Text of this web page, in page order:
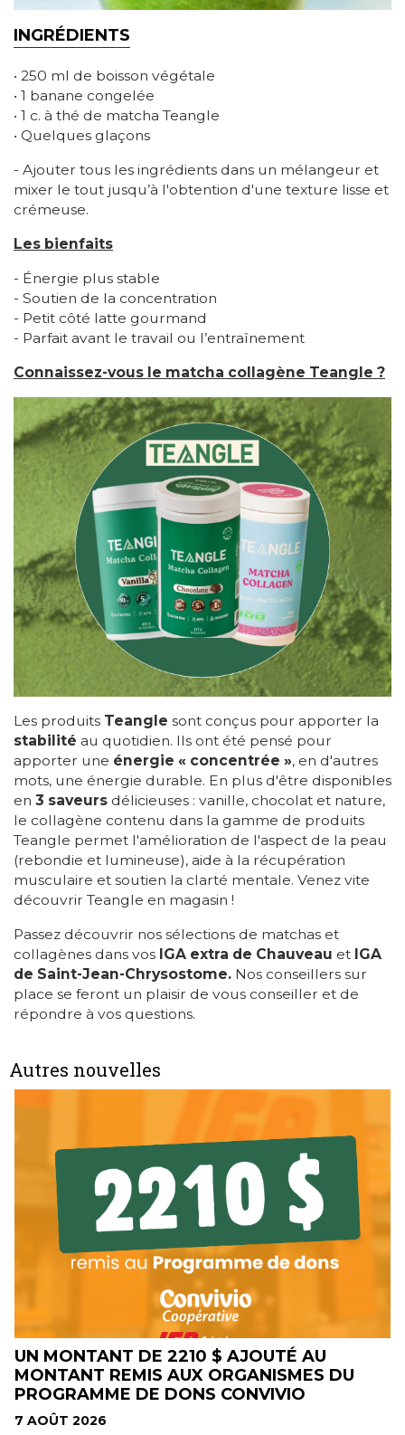
INGRÉDIENTS
• 250 ml de boisson végétale
• 1 banane congelée
• 1 c. à thé de matcha Teangle
• Quelques glaçons
- Ajouter tous les ingrédients dans un mélangeur et
mixer le tout jusqu’à l'obtention d'une texture lisse et
crémeuse.
Les bienfaits
- Énergie plus stable
- Soutien de la concentration
- Petit côté latte gourmand
- Parfait avant le travail ou l’entraînement
Connaissez-vous le matcha collagène Teangle ?
Les produits Teangle sont conçus pour apporter la
stabilité au quotidien. Ils ont été pensé pour
apporter une énergie « concentrée », en d'autres
mots, une énergie durable. En plus d'être disponibles
en 3 saveurs délicieuses : vanille, chocolat et nature,
le collagène contenu dans la gamme de produits
Teangle permet l'amélioration de l'aspect de la peau
(rebondie et lumineuse), aide à la récupération
musculaire et soutien la clarté mentale. Venez vite
découvrir Teangle en magasin !
Passez découvrir nos sélections de matchas et
collagènes dans vos IGA extra de Chauveau et IGA
de Saint-Jean-Chrysostome. Nos conseillers sur
place se feront un plaisir de vous conseiller et de
répondre à vos questions.
Autres nouvelles
LE CONCOURS ALIMENTS DU QUÉBEC
DANS MON PANIER EST BIENTÔT DE
RETOUR !
7 AOÛT 2026